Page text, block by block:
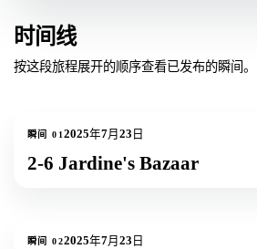
时间线
按这段旅程展开的顺序查看已发布的瞬间。
瞬间 012025年7月23日
2-6 Jardine's Bazaar
+3
瞬间 022025年7月23日